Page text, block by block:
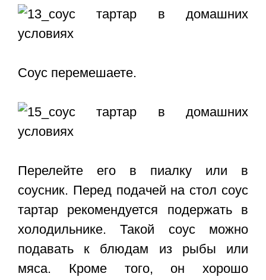
Соус перемешаете.
Перелейте его в пиалку или в
соусник. Перед подачей на стол соус
тартар рекомендуется подержать в
холодильнике. Такой соус можно
подавать к блюдам из рыбы или
мяса. Кроме того, он хорошо